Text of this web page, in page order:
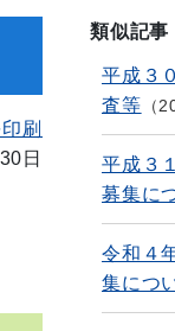
刷
日
類似記事
平成３
査等
平成３
募集に
令和４
集につ